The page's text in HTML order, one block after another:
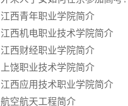
江西青年职业学院简介
江西机电职业技术学院简介
江西财经职业学院简介
上饶职业技术学院简介
江西应用技术职业学院简介
航空航天工程简介